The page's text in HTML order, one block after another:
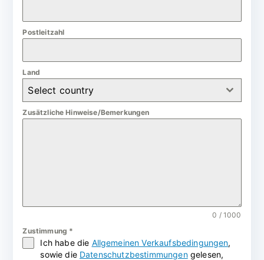
Postleitzahl
Land
Select country
Zusätzliche Hinweise/Bemerkungen
0 / 1000
Zustimmung *
Ich habe die Allgemeinen Verkaufsbedingungen,
sowie die Datenschutzbestimmungengelesen,